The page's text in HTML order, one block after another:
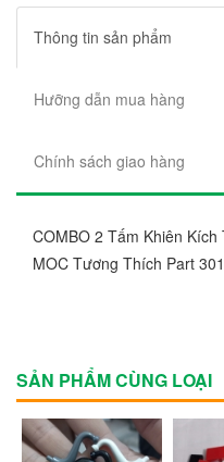
Thông tin sản phẩm
Hưỡng dẫn mua hàng
Chính sách giao hàng
COMBO 2 Tấm Khiên
MOC Tương Thích Part
SẢN PHẨM CÙNG LOẠI